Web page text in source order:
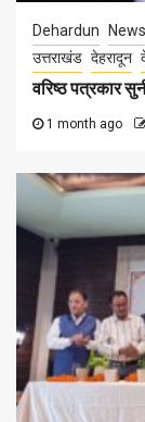
Dehardun
उत्तराखंड देहरादून
वरिष्ठ पत्रकार
1 month ago